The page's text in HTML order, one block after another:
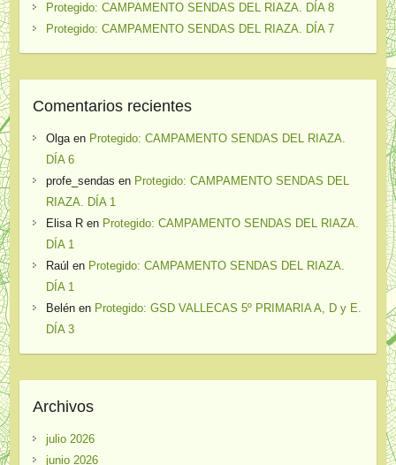
Protegido: CAMPAMENTO SENDAS DEL RIAZA. DÍA 8
Protegido: CAMPAMENTO SENDAS DEL RIAZA. DÍA 7
Comentarios recientes
Olgaen Protegido: CAMPAMENTO SENDAS DEL RIAZA.
DÍA 6
profe_sendas en Protegido: CAMPAMENTO SENDAS DEL
RIAZA. DÍA 1
Elisa Ren Protegido: CAMPAMENTO SENDAS DEL RIAZA.
DÍA 1
Raúl en Protegido: CAMPAMENTO SENDAS DEL RIAZA.
DÍA 1
Belénen Protegido: GSD VALLECAS 5º PRIMARIA A, D y E.
DÍA 3
Archivos
julio 2026
junio 2026